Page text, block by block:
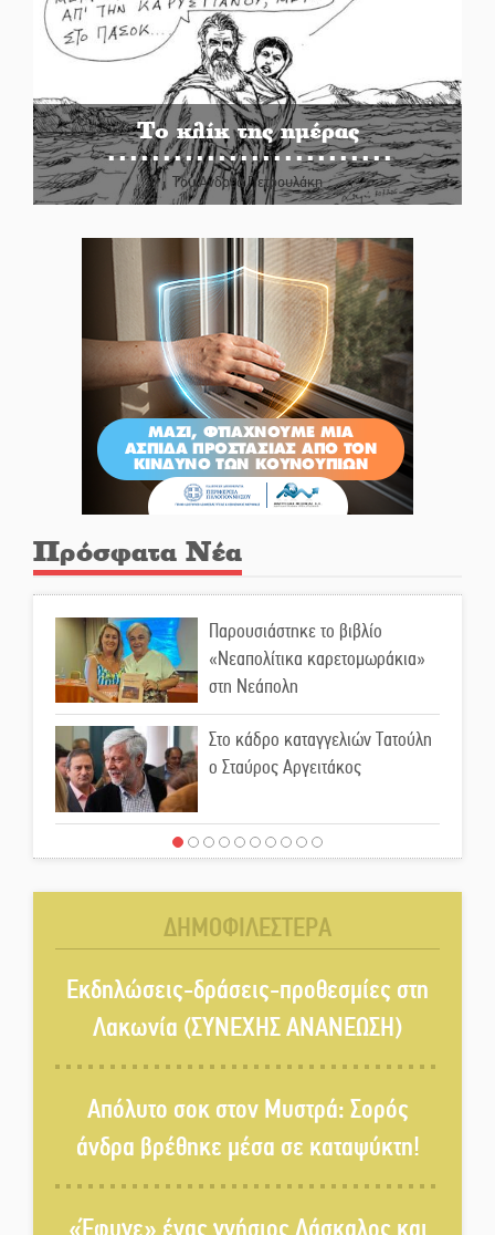
Το κλίκ της ημέρας
Του Ανδρέα Πετρουλάκη
Πρόσφατα Νέα
Παρουσιάστηκε το βιβλίο
«Νεαπολίτικα καρετομωράκια»
στη Νεάπολη
Στο κάδρο καταγγελιών Τατούλη
ο Σταύρος Αργειτάκος
Τα «Άνθη της Πέτρας» τίμησαν
Τίμησε τον Π. Καρρά ο ΑΟ
Κροκεών
Ανανεώθηκε το γήπεδο-στέκι
στην παραλία της Νεάπολης
ΔΗΜΟΦΙΛΕΣΤΕΡΑ
Εκδηλώσεις-δράσεις-προθεσμίες στη
Λακωνία (ΣΥΝΕΧΗΣ ΑΝΑΝΕΩΣΗ)
Απόλυτο σοκ στον Μυστρά: Σορός
άνδρα βρέθηκε μέσα σε καταψύκτη!